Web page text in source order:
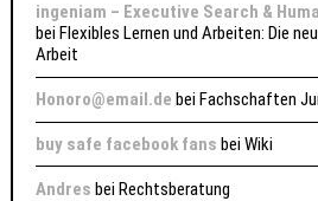
ingeniam – Executive Search &
bei Flexibles Lernen und Arbeiten: Die
Arbeit
Honoro@email.de beiFachschaften
buy safe facebook fans beiWiki
Andres beiRechtsberatung